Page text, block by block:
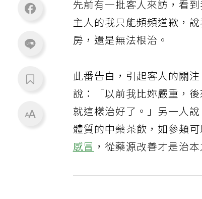
先前有一批客人來訪，看
主人的我只能頻頻道歉，
房，還是無法根治。
此番告白，引起客人的關
說：「以前我比妳嚴重，
就這樣治好了。」另一人
體質的中藥茶飲，如參類
感冒 ，從藥源改善才是治本